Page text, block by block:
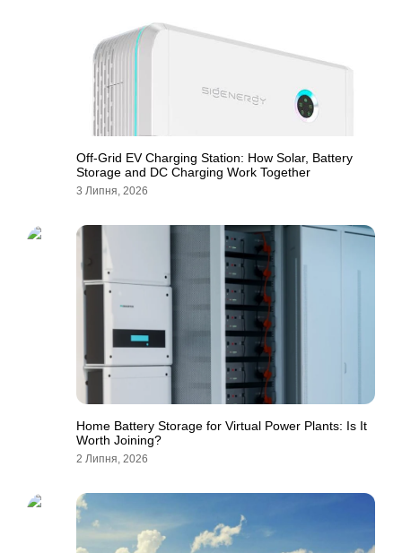
Off-Grid EV Charging Station: How Solar, Battery
Storage and DC Charging Work Together
3 Липня, 2026
Home Battery Storage for Virtual Power Plants: Is It
Worth Joining?
2 Липня, 2026